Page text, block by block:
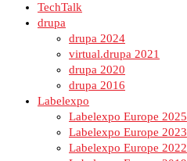
TechTalk
drupa
drupa 2024
virtual.drupa 2021
drupa 2020
drupa 2016
Labelexpo
Labelexpo Europe 2025
Labelexpo Europe 2023
Labelexpo Europe 2022